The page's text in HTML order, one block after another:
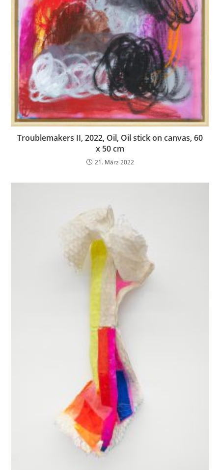
Troublemakers II, 2022, Oil, Oil stick on canvas, 60
x 50 cm
21. März 2022